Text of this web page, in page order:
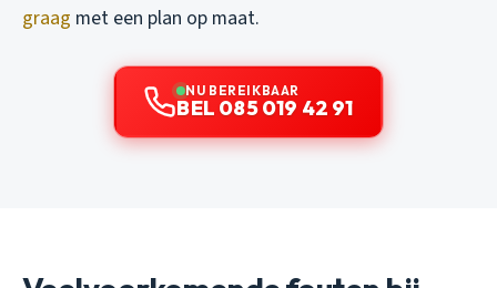
graag met een plan op maat.
NU BEREIKBAAR
BEL 085 019 42 91